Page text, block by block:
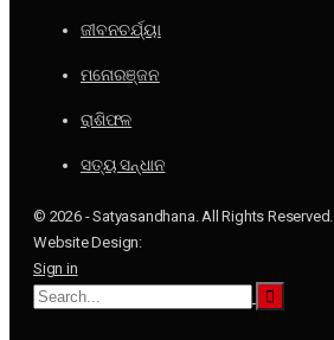
ଜୀବନଚର୍ଯ୍ୟା
ମନୋରଞ୍ଜନ
ରାଶିଫଳ
ସତ୍ୟ ସନ୍ଧାନ
© 2026 - Satyasandhana. All Rights Reserved.
Website Design:
Sign in